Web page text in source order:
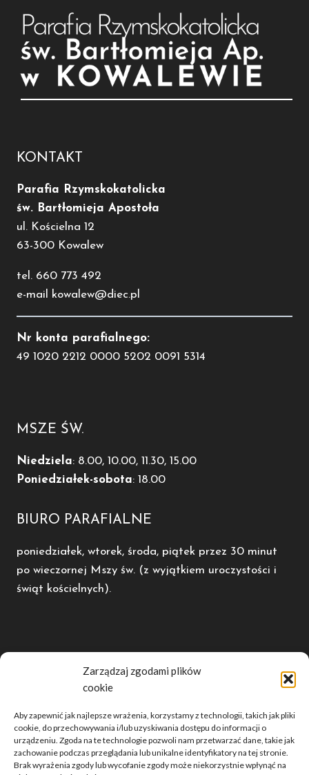
Zarządzaj zgodami plików
cookie
Aby zapewnić jak najlepsze wrażenia, korzystamy z technologii, takich jak pliki
cookie, do przechowywania i/lub uzyskiwania dostępu do informacji o
urządzeniu. Zgoda na te technologie pozwoli nam przetwarzać dane, takie jak
zachowanie podczas przeglądania lub unikalne identyfikatory na tej stronie.
Brak wyrażenia zgody lub wycofanie zgody może niekorzystnie wpłynąć na
KONTAKT
Parafia Rzymskokatolicka
św. Bartłomieja Apostoła
ul. Kościelna 12
63-300 Kowalew
tel. 660 773 492
e-mail kowalew@diec.pl
Nr konta parafialnego:
49 1020 2212 0000 5202 0091 5314
MSZE ŚW.
Niedziela: 8.00, 10.00, 11.30, 15.00
Poniedziałek-sobota: 18.00
BIURO PARAFIALNE
poniedziałek, wtorek, środa, piątek przez 30 minut
po wieczornej Mszy św. (z wyjątkiem uroczystości i
świąt kościelnych).
Diecezja Kaliska
Dwutygodnik Opiekun
Telewizja domjozefa.tv